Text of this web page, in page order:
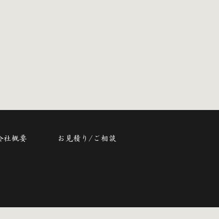
社概要 お見積り/ご相談